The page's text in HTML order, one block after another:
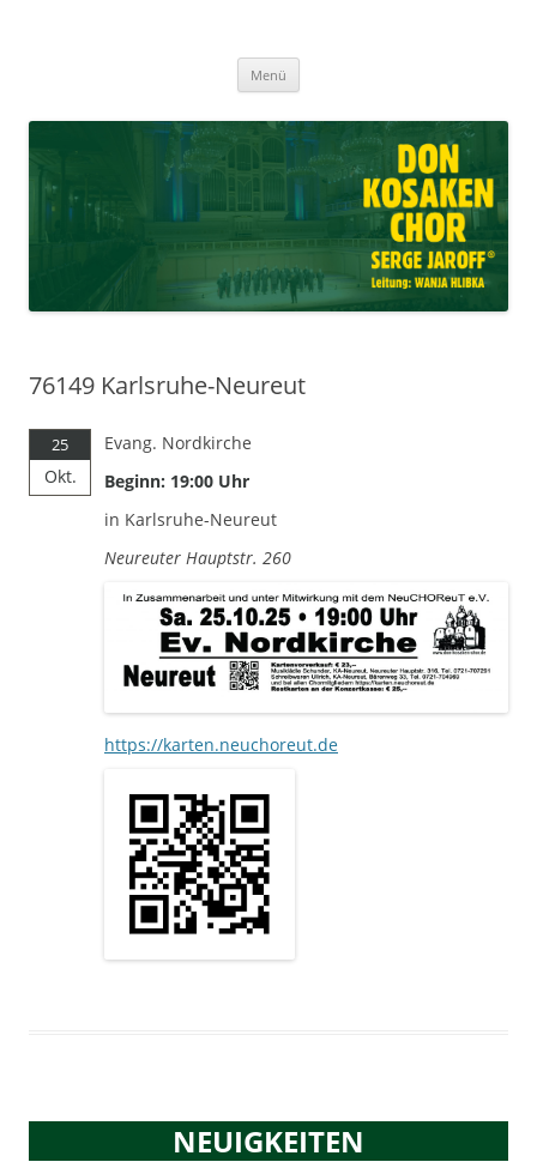
Leitung: Wanja Hlibka
Menü
76149 Karlsruhe-Neureut
25
Okt.
Evang. Nordkirche
Beginn: 19:00 Uhr
in Karlsruhe-Neureut
Neureuter Hauptstr. 260
https://karten.neuchoreut.de
NEUIGKEITEN